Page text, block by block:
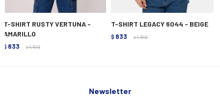
T-SHIRT RUSTY VERTUNA -
AMARILLO
$ 833 $ 1.190
T-SHIRT LEGACY 6044 - BEIGE
$ 833 $ 1.190
Newsletter